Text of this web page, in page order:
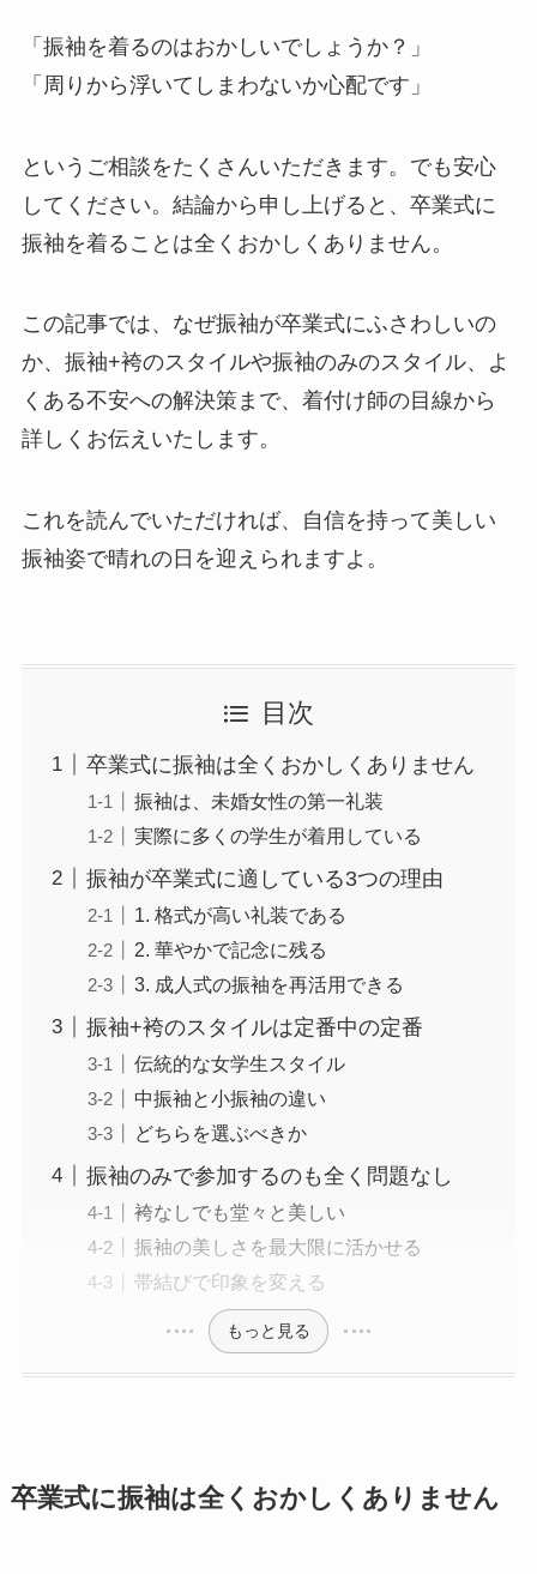
「振袖を着るのはおかしいでしょうか？」
「周りから浮いてしまわないか心配です」
というご相談をたくさんいただきます。でも安心
してください。結論から申し上げると、卒業式に
振袖を着ることは全くおかしくありません。
この記事では、なぜ振袖が卒業式にふさわしいの
か、振袖+袴のスタイルや振袖のみのスタイル、よ
くある不安への解決策まで、着付け師の目線から
詳しくお伝えいたします。
これを読んでいただければ、自信を持って美しい
振袖姿で晴れの日を迎えられますよ。
目次
卒業式に振袖は全くおかしくありません
振袖は、未婚女性の第一礼装
実際に多くの学生が着用している
振袖が卒業式に適している3つの理由
1. 格式が高い礼装である
2. 華やかで記念に残る
3. 成人式の振袖を再活用できる
振袖+袴のスタイルは定番中の定番
伝統的な女学生スタイル
中振袖と小振袖の違い
どちらを選ぶべきか
振袖のみで参加するのも全く問題なし
袴なしでも堂々と美しい
振袖の美しさを最大限に活かせる
帯結びで印象を変える
もっと見る
卒業式に振袖は全くおかしくありません